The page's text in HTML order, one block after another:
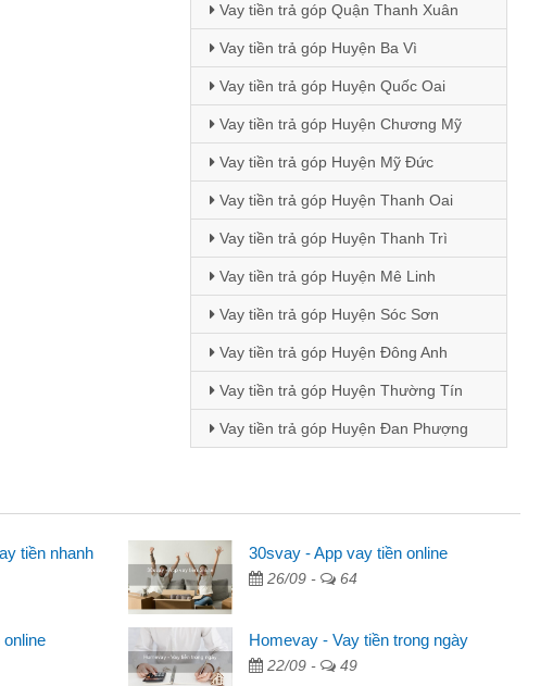
Vay tiền trả góp Quận Thanh Xuân
Vay tiền trả góp Huyện Ba Vì
Vay tiền trả góp Huyện Quốc Oai
Vay tiền trả góp Huyện Chương Mỹ
Vay tiền trả góp Huyện Mỹ Đức
Vay tiền trả góp Huyện Thanh Oai
Vay tiền trả góp Huyện Thanh Trì
Vay tiền trả góp Huyện Mê Linh
Vay tiền trả góp Huyện Sóc Sơn
Vay tiền trả góp Huyện Đông Anh
Vay tiền trả góp Huyện Thường Tín
Vay tiền trả góp Huyện Đan Phượng
viên
thông qua quảng cáo trên facebook. Tôi là
cần đóng tiền nhà, sinh nhật bạn bè, mà đọc
gọn nên tôi quyết định vay
tiền nhanh 30svay - App vay tiền online
26/09 - 64
Homevay - Vay tiền trong ngày
22/09 - 49